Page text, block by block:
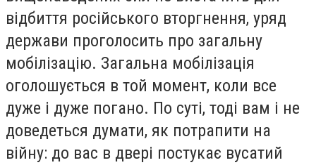
відбиття російського вторгнення, уряд
держави проголосить про загальну
мобілізацію. Загальна мобілізація
оголошується в той момент, коли все
дуже і дуже погано. По суті, тоді вам і не
доведеться думати, як потрапити на
війну: до вас в двері постукає вусатий